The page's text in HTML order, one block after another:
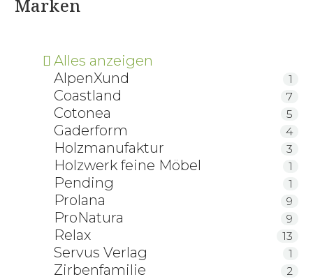
Marken
Alles anzeigen
AlpenXund
1
Coastland 7
Cotonea 5
Gaderform 4
Holzmanufaktur 3
Holzwerk feine Möbel 1
Pending 1
Prolana 9
ProNatura 9
Relax 13
Servus Verlag 1
Zirbenfamilie 2